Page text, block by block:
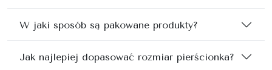
W jaki sposób są pakowane produkty?
Jak najlepiej dopasować rozmiar pierścionka?